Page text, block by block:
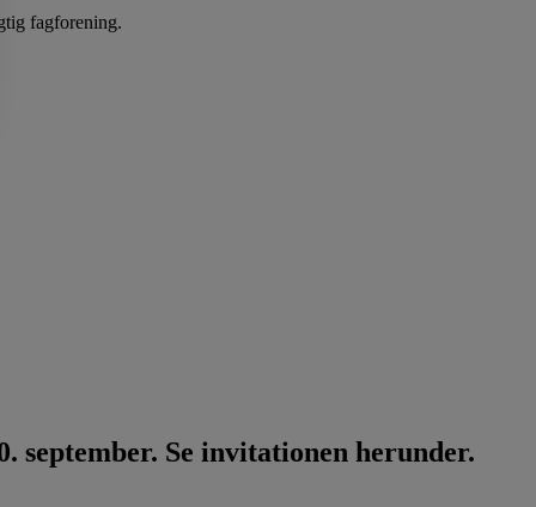
fagforening.
september. Se invitationen herunder.